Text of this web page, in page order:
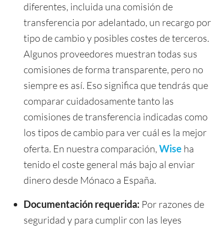
diferentes, incluida una comisión de
transferencia por adelantado, un recargo por
tipo de cambio y posibles costes de terceros.
Algunos proveedores muestran todas sus
comisiones de forma transparente, pero no
siempre es así. Eso significa que tendrás que
comparar cuidadosamente tanto las
comisiones de transferencia indicadas como
los tipos de cambio para ver cuál es la mejor
oferta. En nuestra comparación, Wise ha
tenido el coste general más bajo al enviar
dinero desde Mónaco a España.
Documentación requerida: Por razones de
seguridad y para cumplir con las leyes